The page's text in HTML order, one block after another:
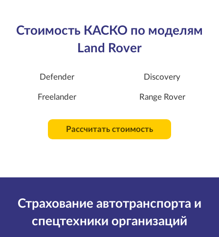
Стоимость КАСКО по моделям
Land Rover
Defender Discovery
Freelander Range Rover
Рассчитать стоимость
Страхование автотранспорта и
спецтехники организаций